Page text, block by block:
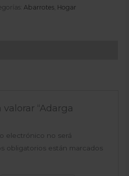
Abarrotes Hogar
“Adarga
electrónico no será
obligatorios están marcados